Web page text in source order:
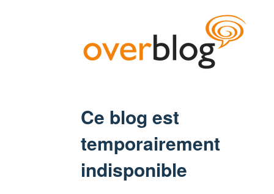
Ce blog est
temporairement
indisponible